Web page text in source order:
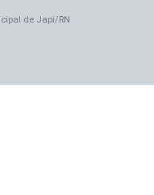
de Japi/RN